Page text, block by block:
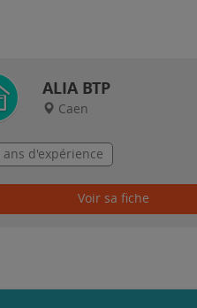
ALIA BTP
Caen
ans d'expérience
Voir sa fiche